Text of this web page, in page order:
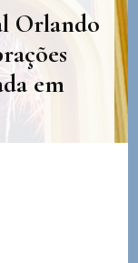
Orlando
em